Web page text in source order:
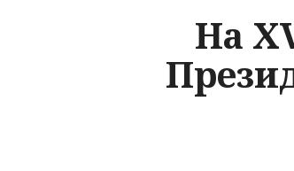
На